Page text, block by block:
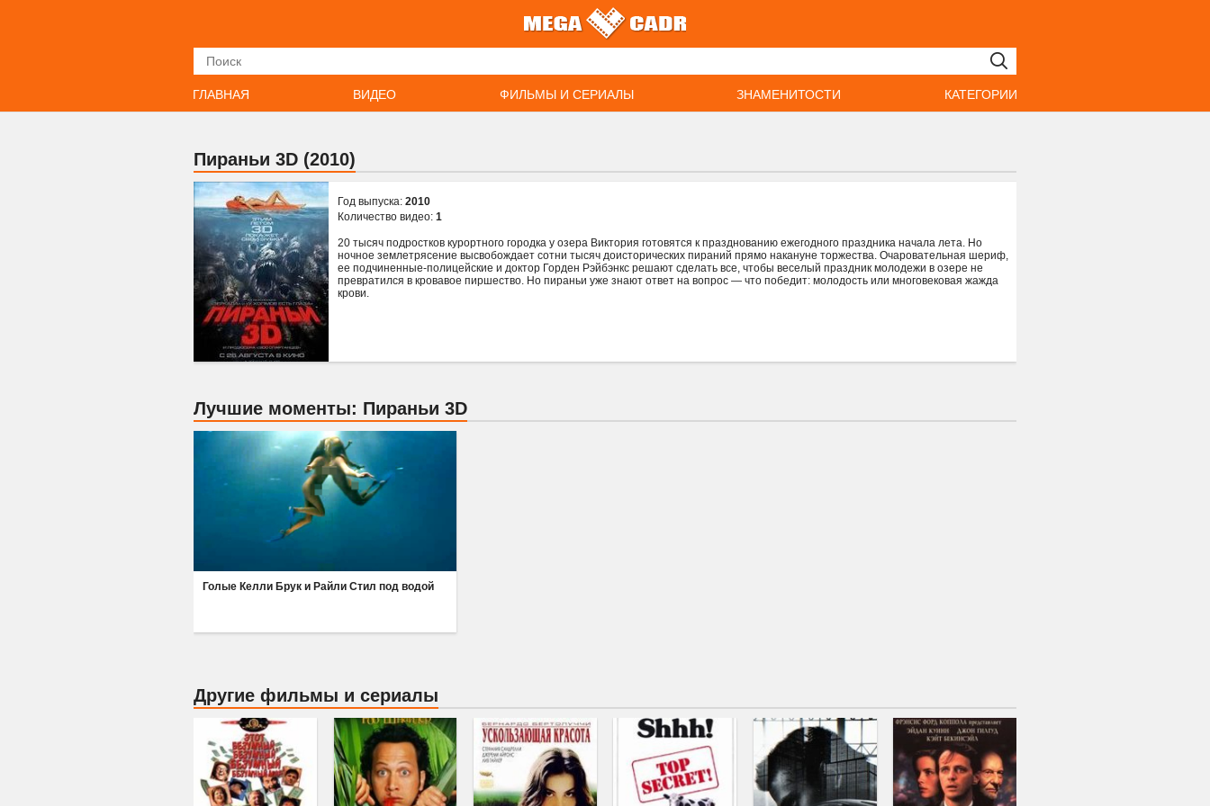
ГЛАВНАЯ ВИДЕО ФИЛЬМЫ И СЕРИАЛЫ ЗНАМЕНИТОСТИ КАТЕГОРИИ
Пираньи 3D (2010)
Год выпуска: 2010
Количество видео: 1
20 тысяч подростков курортного городка у озера Виктория готовятся к празднованию ежегодного праздника начала лета. Но
ночное землетрясение высвобождает сотни тысяч доисторических пираний прямо накануне торжества. Очаровательная шериф,
ее подчиненные-полицейские и доктор Горден Рэйбэнкс решают сделать все, чтобы веселый праздник молодежи в озере не
превратился в кровавое пиршество. Но пираньи уже знают ответ на вопрос — что победит: молодость или многовековая жажда
крови.
Лучшие моменты: Пираньи 3D
Голые Келли Брук и Райли Стил под водой
Другие фильмы и сериалы